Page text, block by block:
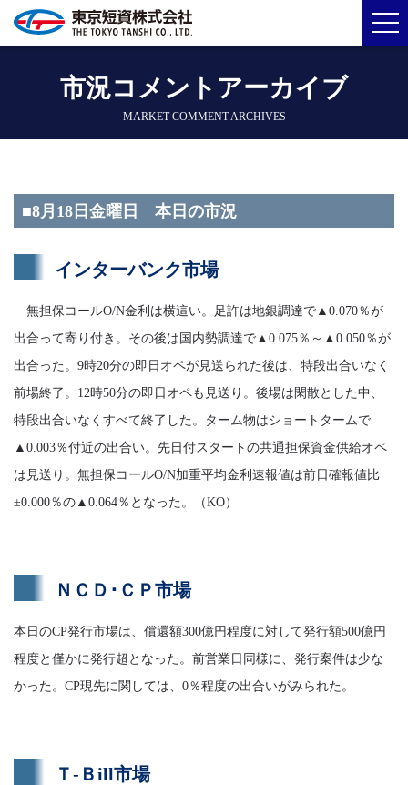
市況コメントアーカイブ
MARKET COMMENT ARCHIVES
■8月18日金曜日 本日の市況
インターバンク市場
無担保コールO/N金利は横這い。足許は地銀調達で▲0.070％が
出合って寄り付き。その後は国内勢調達で▲0.075％～▲0.050％が
出合った。9時20分の即日オペが見送られた後は、特段出合いなく
前場終了。12時50分の即日オペも見送り。後場は閑散とした中、
特段出合いなくすべて終了した。ターム物はショートタームで
▲0.003％付近の出合い。先日付スタートの共通担保資金供給オペ
は見送り。無担保コールO/N加重平均金利速報値は前日確報値比
±0.000％の▲0.064％となった。（KO）
ＮＣＤ･ＣＰ市場
本日のCP発行市場は、償還額300億円程度に対して発行額500億円
程度と僅かに発行超となった。前営業日同様に、発行案件は少な
かった。CP現先に関しては、0％程度の出合いがみられた。
Ｔ-Ｂill市場